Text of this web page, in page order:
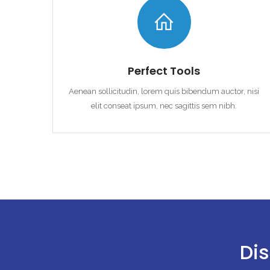
Perfect Tools
Aenean sollicitudin, lorem quis bibendum auctor, nisi
elit conseat ipsum, nec sagittis sem nibh.